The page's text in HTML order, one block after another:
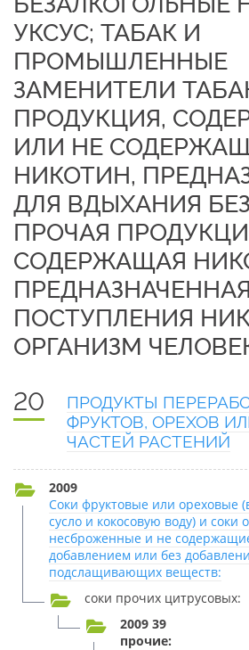
УКСУС; ТАБАК И
ПРОМЫШЛЕННЫЕ
ЗАМЕНИТЕЛИ
ПРОДУКЦИЯ,
ИЛИ НЕ
НИКОТИН,
ДЛЯ ВДЫХАНИЯ
ПРОЧАЯ
СОДЕРЖАЩАЯ
ПОСТУПЛЕНИЯ
ОРГАНИЗМ
20
ПРОДУКТЫ
ФРУКТОВ, ОРЕХОВ
ЧАСТЕЙ РАСТЕНИЙ
2009
Соки фруктовые или ореховые
сусло и кокосовую воду) и соки
несброженные и не
добавлением или без
подслащивающих веществ:
соки прочих цитрусовых:
2009 39
прочие: